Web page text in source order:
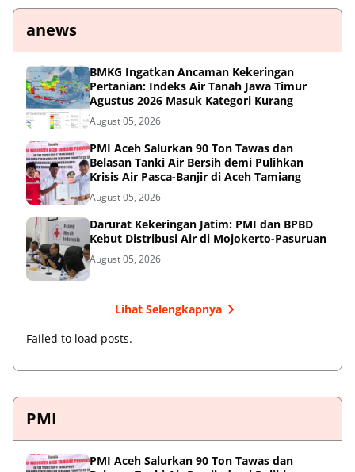
anews
BMKG Ingatkan Ancaman Kekeringan
Pertanian: Indeks Air Tanah Jawa Timur
Agustus 2026 Masuk Kategori Kurang
August 05, 2026
PMI Aceh Salurkan 90 Ton Tawas dan
Belasan Tanki Air Bersih demi Pulihkan
Krisis Air Pasca-Banjir di Aceh Tamiang
August 05, 2026
Darurat Kekeringan Jatim: PMI dan BPBD
Kebut Distribusi Air di Mojokerto-Pasuruan
August 05, 2026
Lihat Selengkapnya
Failed to load posts.
PMI
PMI Aceh Salurkan 90 Ton Tawas dan